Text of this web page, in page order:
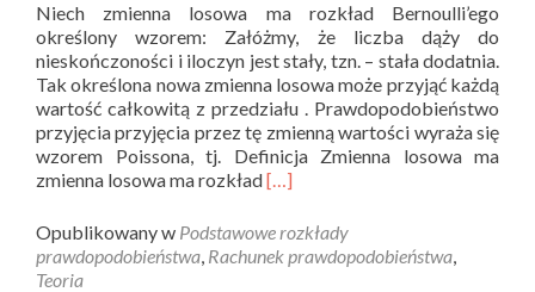
Niech zmienna losowa ma rozkład Bernoulli’ego
określony wzorem: Załóżmy, że liczba dąży do
nieskończoności i iloczyn jest stały, tzn. – stała dodatnia.
Tak określona nowa zmienna losowa może przyjąć każdą
wartość całkowitą z przedziału . Prawdopodobieństwo
przyjęcia przyjęcia przez tę zmienną wartości wyraża się
wzorem Poissona, tj. Definicja Zmienna losowa ma
zmienna losowa ma rozkładRead
about
Rozkład
Poissona
[…]
Opublikowany w Podstawowe rozkłady
prawdopodobieństwa, Rachunek prawdopodobieństwa,
Teoria